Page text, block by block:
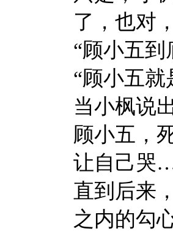
了，也对
“顾小五
“顾小五
当小枫说
顾小五，
让自己
直到后来
之内的勾